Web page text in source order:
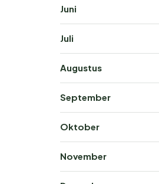
Juni
Juli
Augustus
September
Oktober
November